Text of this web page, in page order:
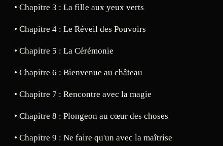
• Chapitre 3 : La fille aux yeux verts
• Chapitre 4 : Le Réveil des Pouvoirs
• Chapitre 5 : La Cérémonie
• Chapitre 6 : Bienvenue au château
• Chapitre 7 : Rencontre avec la magie
• Chapitre 8 : Plongeon au cœur des choses
• Chapitre 9 : Ne faire qu'un avec la maîtrise